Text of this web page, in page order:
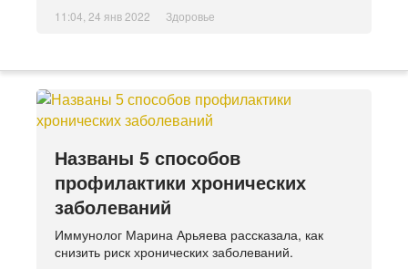
11:04, 24 янв 2022 Здоровье
Названы 5 способов
профилактики хронических
заболеваний
Иммунолог Марина Арьяева рассказала, как
снизить риск хронических заболеваний.